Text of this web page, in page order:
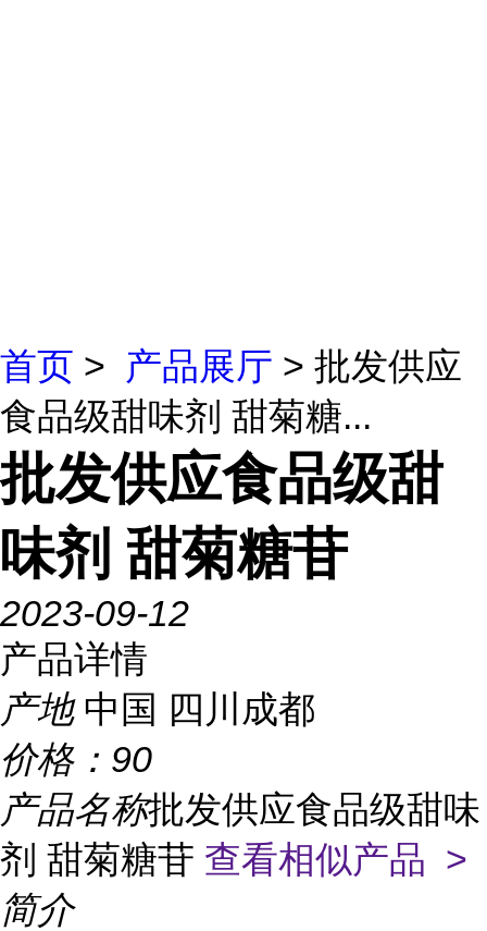
首页 > 产品展厅 > 批发供应
食品级甜味剂 甜菊糖...
批发供应食品级甜
味剂 甜菊糖苷
2023-09-12
产品详情
产地 中国 四川成都
价格： 90
产品名称批发供应食品级甜味
剂 甜菊糖苷 查看相似产品 >
简介